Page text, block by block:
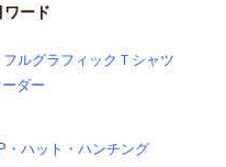
ワード
フルグラフィックＴシャツ
ダー
・ハット・ハンチング